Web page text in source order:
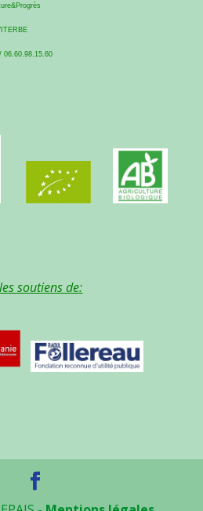
06.60.98.15.60
soutiens de: